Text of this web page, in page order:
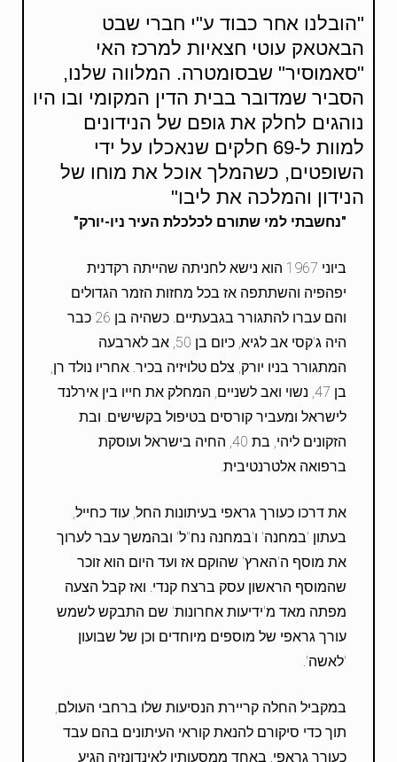
"הובלנו אחר כבוד ע"י חברי שבט
הבאטאק עוטי חצאיות למרכז האי
"סאמוסיר" שבסומטרה. המלווה שלנו,
הסביר שמדובר בבית הדין המקומי ובו היו
נוהגים לחלק את גופם של הנידונים
למוות ל-69 חלקים שנאכלו על ידי
השופטים, כשהמלך אוכל את מוחו של
הנידון והמלכה את ליבו"
"נחשבתי למי שתורם לכלכלת העיר ניו-יורק"
ביוני 1967 הוא נישא לחניתה שהייתה רקדנית
יפהפיה והשתתפה אז בכל מחזות הזמר הגדולים
והם עברו להתגורר בגבעתיים. כשהיה בן 26 כבר
היה ג'קסי אב לגיא, כיום בן 50, אב לארבעה
המתגורר בניו יורק, צלם טלויזיה בכיר. אחריו נולד רן,
בן 47, נשוי ואב לשניים, המחלק את חייו בין אירלנד
לישראל ומעביר קורסים בטיפול בקשישים. ובת
הזקונים ליהי, בת 40, החיה בישראל ועוסקת
ברפואה אלטרנטיבית.
את דרכו כעורך גראפי בעיתונות החל, עוד כחייל,
בעתון 'במחנה' ו'במחנה נח"ל' ובהמשך עבר לערוך
את מוסף ה'הארץ' שהוקם אז ועד היום הוא זוכר
שהמוסף הראשון עסק ברצח קנדי. ואז קבל הצעה
מפתה מאד מ'ידיעות אחרונות' שם התבקש לשמש
עורך גראפי של מוספים מיוחדים וכן של שבועון
'לאשה'.
במקביל החלה קריירת הנסיעות שלו ברחבי העולם,
תוך כדי סיקורם להנאת קוראי העיתונים בהם עבד
כעורך גראפי. באחד ממסעותיו לאינדונזיה הגיע